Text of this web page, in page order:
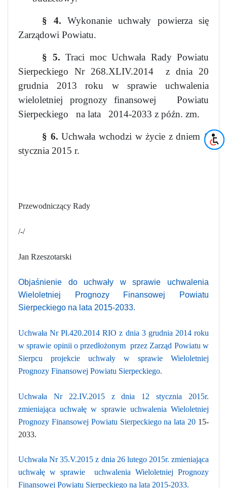
§ 4. Wykonanie uchwały powierza się
Zarządowi Powiatu.
§ 5. Traci moc Uchwała Rady Powiatu
Sierpeckiego Nr 268.XLIV.2014 z dnia 20
grudnia 2013 roku w sprawie uchwalenia
wieloletniej prognozy finansowej
Powiatu
Sierpeckiego
na lata 2014-2033 z późn. zm.
§ 6.Uchwała wchodzi w życie z dniem 1
stycznia 2015 r.
Przewodniczący Rady
/-/
Jan Rzeszotarski
Objaśnienie do uchwały w sprawie uchwalenia
Wieloletniej Prognozy Finansowej Powiatu
Sierpeckiego na lata 2015-2033.
Uchwała Nr Pł.420.2014 RIO z dnia 3 grudnia 2014 roku
w sprawie opinii o przedłożonym przez Zarząd Powiatu w
Sierpcu projekcie uchwały w sprawie Wieloletniej
Prognozy Finansowej Powiatu Sierpeckiego.
Uchwała Nr 22.IV.2015 z dnia 12 stycznia 2015r.
zmieniająca uchwałę w sprawie uchwalenia Wieloletniej
Prognozy Finansowej Powiatu Sierpeckiego na lata 20 15-
2033.
Uchwała Nr 35.V.2015 z dnia 26 lutego 2015r. zmieniająca
uchwałę w sprawie uchwalenia Wieloletniej Prognozy
Finansowej Powiatu Sierpeckiego na lata 2015-2033.